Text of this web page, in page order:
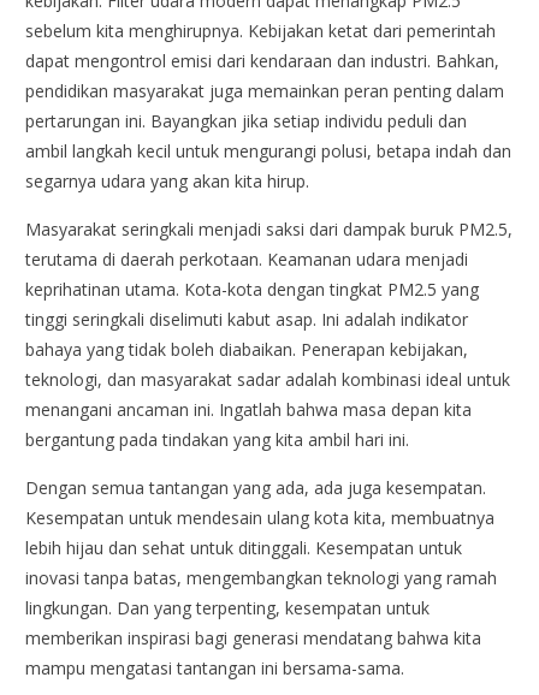
sebelum kita menghirupnya. Kebijakan ketat dari pemerintah
dapat mengontrol emisi dari kendaraan dan industri. Bahkan,
pendidikan masyarakat juga memainkan peran penting dalam
pertarungan ini. Bayangkan jika setiap individu peduli dan
ambil langkah kecil untuk mengurangi polusi, betapa indah dan
segarnya udara yang akan kita hirup.
Masyarakat seringkali menjadi saksi dari dampak buruk PM2.5,
terutama di daerah perkotaan. Keamanan udara menjadi
keprihatinan utama. Kota-kota dengan tingkat PM2.5 yang
tinggi seringkali diselimuti kabut asap. Ini adalah indikator
bahaya yang tidak boleh diabaikan. Penerapan kebijakan,
teknologi, dan masyarakat sadar adalah kombinasi ideal untuk
menangani ancaman ini. Ingatlah bahwa masa depan kita
bergantung pada tindakan yang kita ambil hari ini.
Dengan semua tantangan yang ada, ada juga kesempatan.
Kesempatan untuk mendesain ulang kota kita, membuatnya
lebih hijau dan sehat untuk ditinggali. Kesempatan untuk
inovasi tanpa batas, mengembangkan teknologi yang ramah
lingkungan. Dan yang terpenting, kesempatan untuk
memberikan inspirasi bagi generasi mendatang bahwa kita
mampu mengatasi tantangan ini bersama-sama.